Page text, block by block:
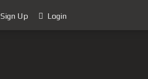
Sign Up Login